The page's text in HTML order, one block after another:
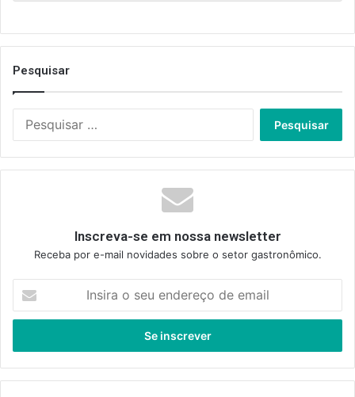
Pesquisar
Inscreva-se em nossa newsletter
Receba por e-mail novidades sobre o setor gastronômico.
seu
de
email